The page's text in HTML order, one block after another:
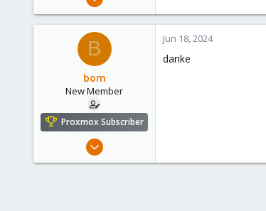
2,904
B
bom
New Member
Proxmox Subscriber
May 3, 2024
Jun 18, 2024
danke